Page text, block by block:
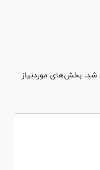
شد. بخش‌های موردنیاز